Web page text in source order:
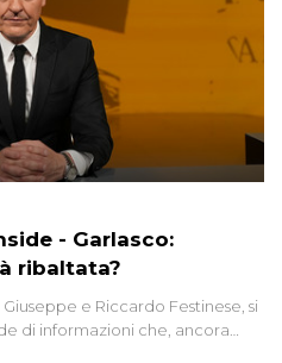
- Garlasco:
ribaltata?
e Riccardo Festinese, si
di informazioni che, ancora